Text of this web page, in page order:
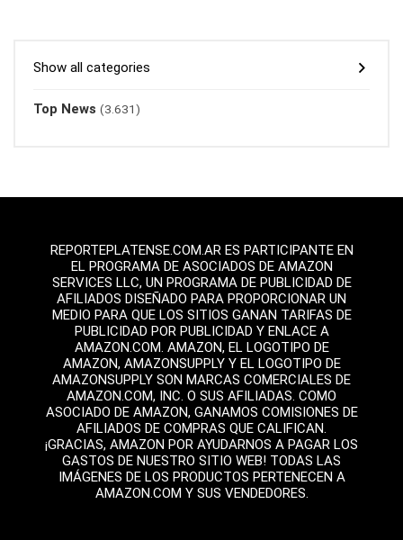
Show all categories
Top News (3.631)
REPORTEPLATENSE.COM.AR ES PARTICIPANTE EN
EL PROGRAMA DE ASOCIADOS DE AMAZON
SERVICES LLC, UN PROGRAMA DE PUBLICIDAD DE
AFILIADOS DISEÑADO PARA PROPORCIONAR UN
MEDIO PARA QUE LOS SITIOS GANAN TARIFAS DE
PUBLICIDAD POR PUBLICIDAD Y ENLACE A
AMAZON.COM. AMAZON, EL LOGOTIPO DE
AMAZON, AMAZONSUPPLY Y EL LOGOTIPO DE
AMAZONSUPPLY SON MARCAS COMERCIALES DE
AMAZON.COM, INC. O SUS AFILIADAS. COMO
ASOCIADO DE AMAZON, GANAMOS COMISIONES DE
AFILIADOS DE COMPRAS QUE CALIFICAN.
¡GRACIAS, AMAZON POR AYUDARNOS A PAGAR LOS
GASTOS DE NUESTRO SITIO WEB! TODAS LAS
IMÁGENES DE LOS PRODUCTOS PERTENECEN A
AMAZON.COM Y SUS VENDEDORES.